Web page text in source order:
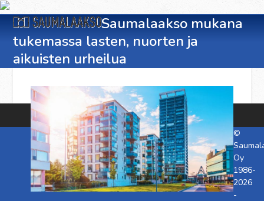
Skip
to
content
Open
mobile
menu
Close
mobile
menu
Saumalaakso mukana
tukemassa lasten, nuorten ja
aikuisten urheilua
©
Oy
1986-
2026
-